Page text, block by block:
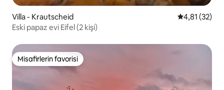
Villa - Krautscheid 5 üzerinden
4,81 (32)
Eski papaz evi Eifel (2 kişi)
Misafirlerin favorisi
Misafirlerin favorisi